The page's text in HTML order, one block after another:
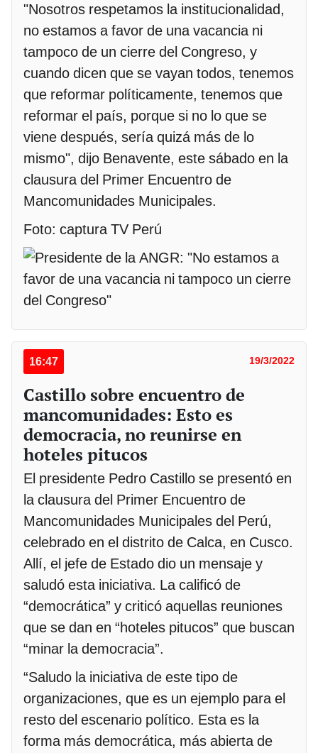
"Nosotros respetamos la institucionalidad,
no estamos a favor de una vacancia ni
tampoco de un cierre del Congreso, y
cuando dicen que se vayan todos, tenemos
que reformar políticamente, tenemos que
reformar el país, porque si no lo que se
viene después, sería quizá más de lo
mismo", dijo Benavente, este sábado en la
clausura del Primer Encuentro de
Mancomunidades Municipales.
Foto: captura TV Perú
16:47 19/3/2022
Castillo sobre encuentro de
mancomunidades: Esto es
democracia, no reunirse en
hoteles pitucos
El presidente Pedro Castillo se presentó en
la clausura del Primer Encuentro de
Mancomunidades Municipales del Perú,
celebrado en el distrito de Calca, en Cusco.
Allí, el jefe de Estado dio un mensaje y
saludó esta iniciativa. La calificó de
“democrática” y criticó aquellas reuniones
que se dan en “hoteles pitucos” que buscan
“minar la democracia”.
“Saludo la iniciativa de este tipo de
organizaciones, que es un ejemplo para el
resto del escenario político. Esta es la
forma más democrática, más abierta de